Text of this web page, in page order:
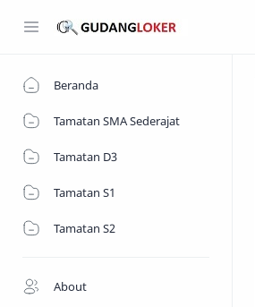
Beranda
Tamatan SMA Sederajat
Tamatan D3
Tamatan S1
Tamatan S2
About